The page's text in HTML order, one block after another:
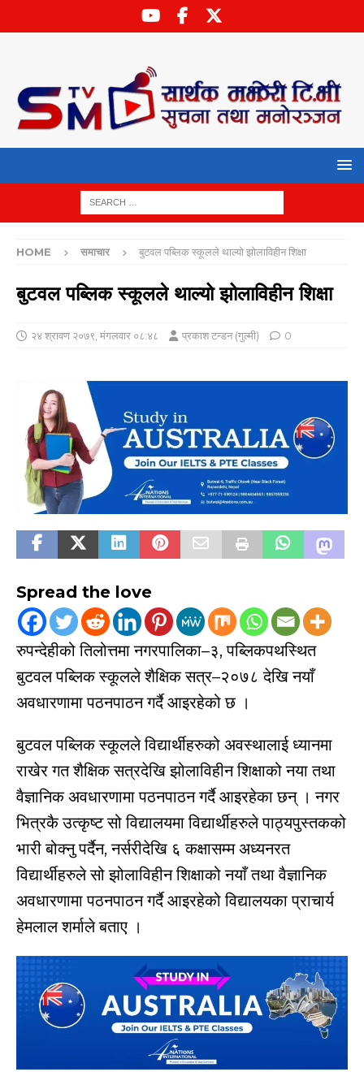
HOME समाचार बुटवल पब्लिक स्कूलले थाल्यो झोलाविहीन शिक्षा
बुटवल पब्लिक स्कूलले थाल्यो झोलाविहीन शिक्षा
२४ श्रावण २०७९, मंगलवार ०८:४८ प्रकाश टन्डन (गुल्मी) 0
Spread the love
रुपन्देहीको तिलोत्तमा नगरपालिका–३, पब्लिकपथस्थित
बुटवल पब्लिक स्कूलले शैक्षिक सत्र–२०७८ देखि नयाँ
अवधारणामा पठनपाठन गर्दै आइरहेको छ ।
बुटवल पब्लिक स्कूलले विद्यार्थीहरुको अवस्थालाई ध्यानमा
राखेर गत शैक्षिक सत्रदेखि झोलाविहीन शिक्षाको नया तथा
वैज्ञानिक अवधारणामा पठनपाठन गर्दै आइरहेका छन् । नगर
भित्रकै उत्कृष्ट सो विद्यालयमा विद्यार्थीहरुले पाठ्यपुस्तकको
भारी बोक्नु पर्दैन, नर्सरीदेखि ६ कक्षासम्म अध्यनरत
विद्यार्थीहरुले सो झोलाविहीन शिक्षाको नयाँ तथा वैज्ञानिक
अवधारणामा पठनपाठन गर्दै आइरहेको विद्यालयका प्राचार्य
हेमलाल शर्माले बताए ।